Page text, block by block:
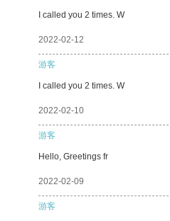
I called you 2 times. W
2022-02-12
游客
I called you 2 times. W
2022-02-10
游客
Hello, Greetings fr
2022-02-09
游客